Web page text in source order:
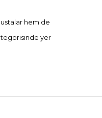
ustalar hem de
yer